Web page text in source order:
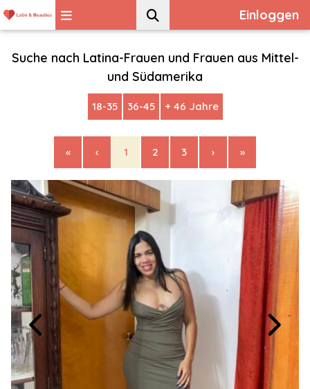
Einloggen
Suche nach Latina-Frauen und Frauen aus Mittel-
und Südamerika
18-35 36-45 + 46 Jahre
« ‹ 1 2 3 › »